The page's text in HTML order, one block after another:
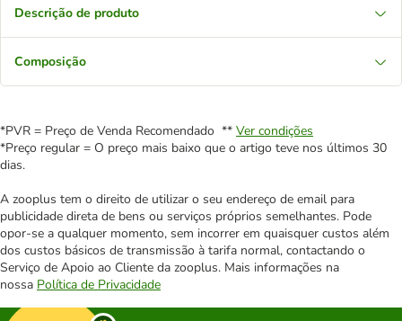
Descrição de produto
Composição
*PVR = Preço de Venda Recomendado ** Ver condições
*Preço regular = O preço mais baixo que o artigo teve nos últimos 30
dias.
A zooplus tem o direito de utilizar o seu endereço de email para
publicidade direta de bens ou serviços próprios semelhantes. Pode
opor-se a qualquer momento, sem incorrer em quaisquer custos além
dos custos básicos de transmissão à tarifa normal, contactando o
Serviço de Apoio ao Cliente da zooplus. Mais informações na
nossa Política de Privacidade